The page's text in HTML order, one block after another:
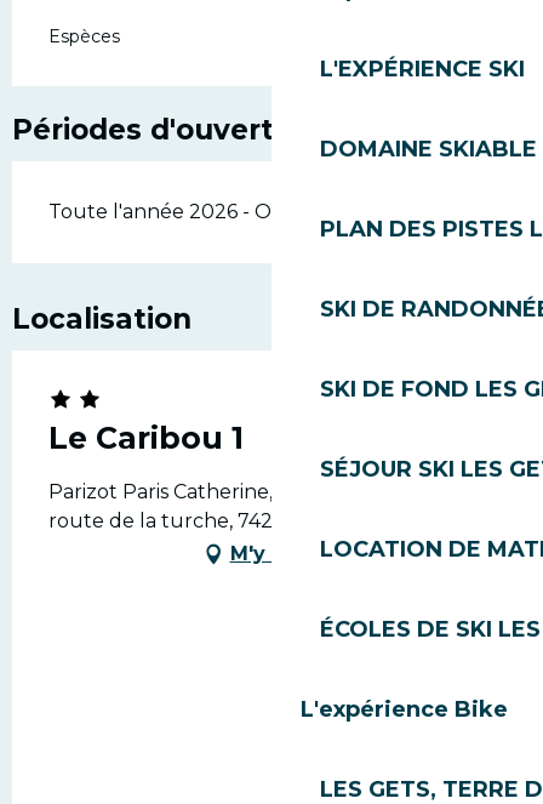
L'EXPÉRIENCE SKI
DOMAINE SKIABLE
PLAN DES PISTES
SKI DE
SKI DE FOND LES
SÉJOUR SKI LES
LOCATION DE
ÉCOLES DE SKI
L'expérience Bike
LES GETS, TERRE
Espèces
Périodes d'ouverture
Toute l'année 2026 - Ouvert tous les jours
Localisation
Le Caribou 1
Parizot Paris Catherine, Chalet Le Caribou, 935
route de la turche, 74260 Les Gets
M'y rendre